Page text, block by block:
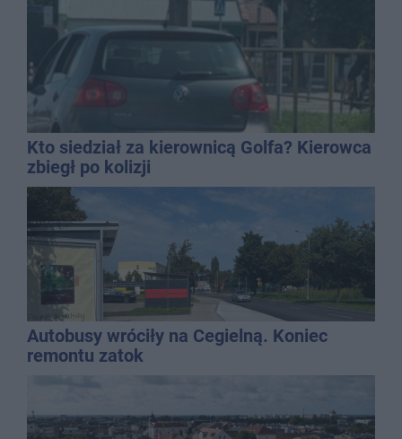
Kto siedział za kierownicą Golfa? Kierowca
zbiegł po kolizji
Autobusy wróciły na Cegielną. Koniec
remontu zatok